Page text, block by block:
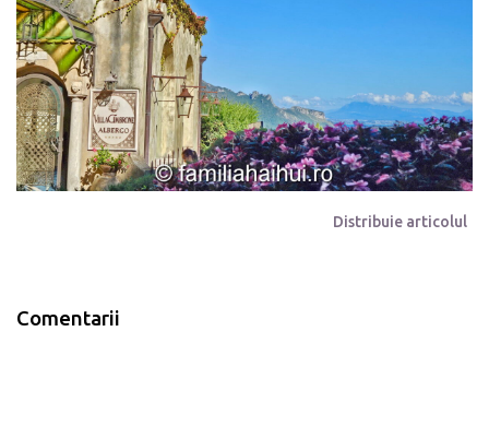
Distribuie articolul
Comentarii